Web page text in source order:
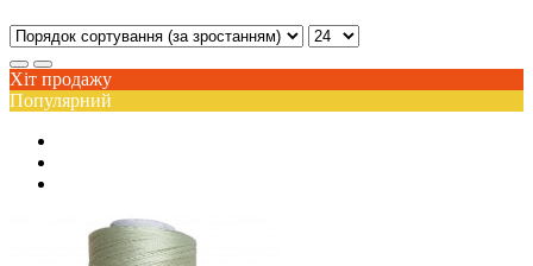
Хіт продажу
Популярний